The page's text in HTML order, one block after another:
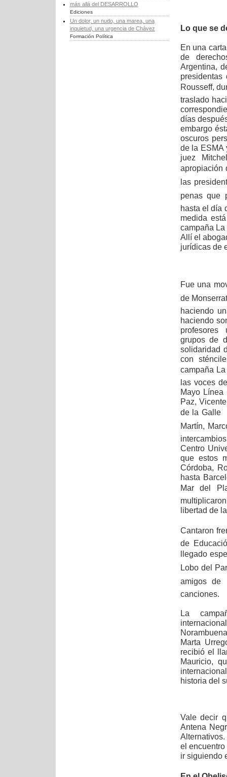
más allá del DESARROLLO
Ediciones
Un dolor, un nudo, una marea, una
inquietud, una urgencia de Chávez
Formación Política
Lo que se
En una
de
Argentina,
Rousseff,
traslado
días
embargo
oscuros
de la ESMA
juez
apropiación
las
penas que
hasta el día
medida
campaña
Allí el
jurídicas de
Fue una
de
haciendo
haciendo
profesores
grupos de
solidaridad
con
campaña
las voces
Mayo Línea
Paz,
de la Galle
Martín,
Centro
que estos
Córdoba,
hasta
Mar del
libertad de
Cantaron
de
llegado
Lobo del
amigos de
canciones.
La
Marta
recibió el
Mauricio,
historia del
Vale decir
Antena
el
ir siguiendo